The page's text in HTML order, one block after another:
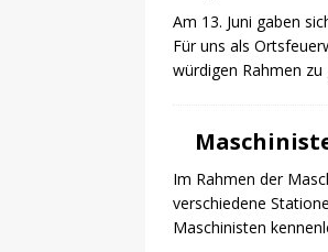
Am 13. Juni gaben
Für uns als
würdigen Rahmen zu
Im Rahmen der
verschiedene
Maschinisten